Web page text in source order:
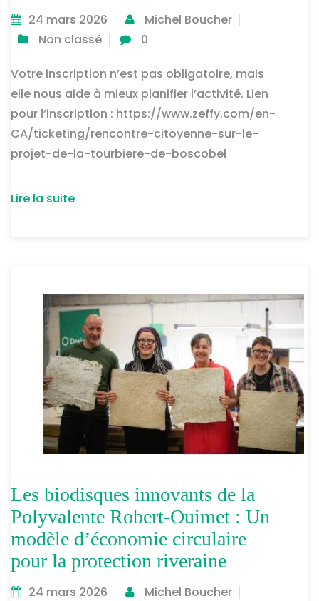
24 mars 2026
Michel Boucher
Non classé
0
Votre inscription n’est pas obligatoire, mais
elle nous aide à mieux planifier l’activité. Lien
pour l’inscription : https://www.zeffy.com/en-
CA/ticketing/rencontre-citoyenne-sur-le-
projet-de-la-tourbiere-de-boscobel
Lire la suite
Les biodisques innovants de la
Polyvalente Robert-Ouimet : Un
modèle d’économie circulaire
pour la protection riveraine
24 mars 2026
Michel Boucher